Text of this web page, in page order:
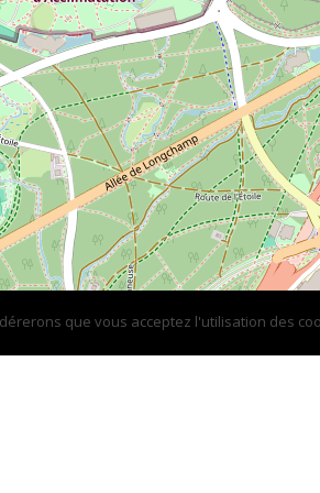
que vous acceptez l'utilisation des